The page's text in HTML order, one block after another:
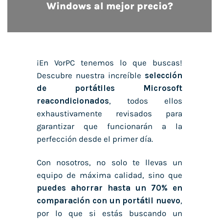
Windows al mejor precio?
¡En VorPC tenemos lo que buscas!
Descubre nuestra increíble selección
de
portátiles Microsoft
reacondicionados, todos ellos
exhaustivamente revisados para
garantizar que funcionarán a la
perfección desde el primer día.
Con nosotros, no solo te llevas un
equipo de máxima calidad, sino que
puedes ahorrar hasta un 70% en
comparación con un portátil nuevo,
por lo que si estás buscando un